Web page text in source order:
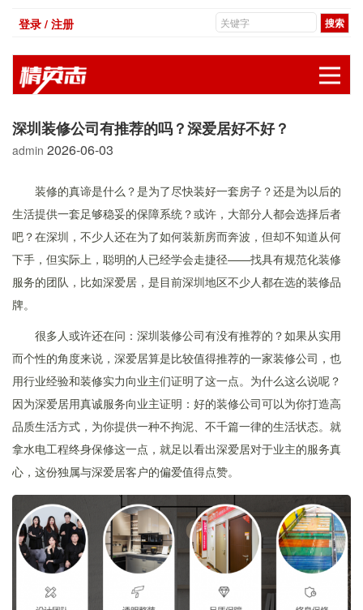
登录 / 注册
深圳装修公司有推荐的吗？深爱居好不好？
admin 2026-06-03
装修的真谛是什么？是为了尽快装好一套房子？还是为以后的
生活提供一套足够稳妥的保障系统？或许，大部分人都会选择后者
吧？在深圳，不少人还在为了如何装新房而奔波，但却不知道从何
下手，但实际上，聪明的人已经学会走捷径——找具有规范化装修
服务的团队，比如深爱居，是目前深圳地区不少人都在选的装修品
牌。
很多人或许还在问：深圳装修公司有没有推荐的？如果从实用
而个性的角度来说，深爱居算是比较值得推荐的一家装修公司，也
用行业经验和装修实力向业主们证明了这一点。为什么这么说呢？
因为深爱居用真诚服务向业主证明：好的装修公司可以为你打造高
品质生活方式，为你提供一种不拘泥、不千篇一律的生活状态。就
拿水电工程终身保修这一点，就足以看出深爱居对于业主的服务真
心，这份独属与深爱居客户的偏爱值得点赞。